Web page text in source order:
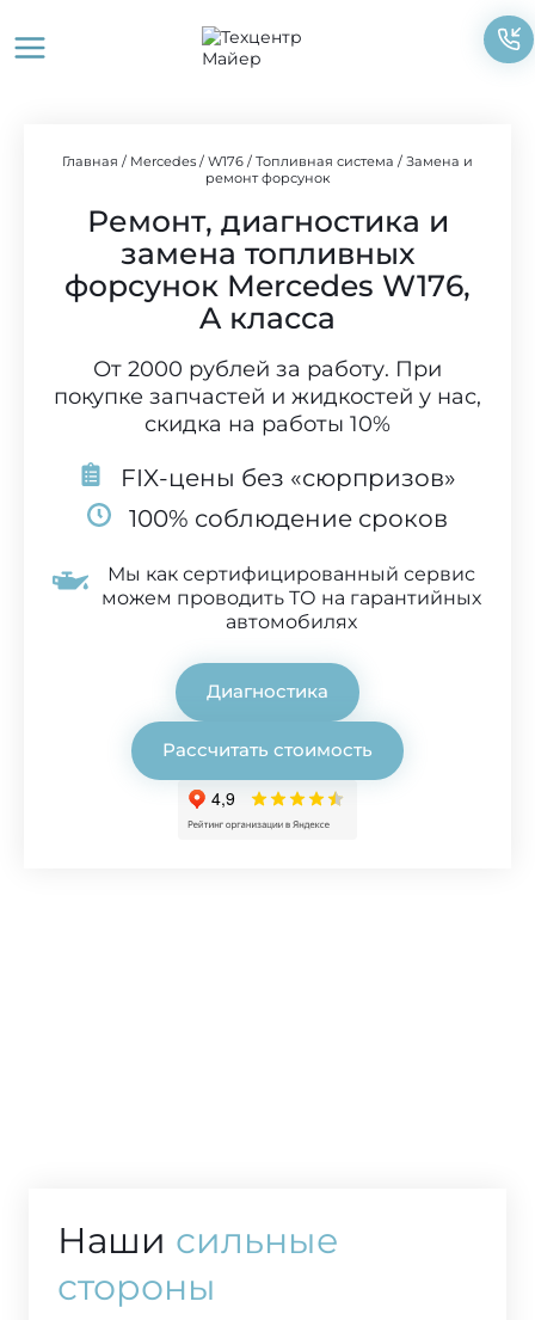
содержимому
Главная / Mercedes / W176 / Топливная система / Замена и
ремонт форсунок
Ремонт, диагностика и
замена топливных
форсунок Mercedes W176,
A класса
От 2000 рублей за работу. При
покупке запчастей и жидкостей у нас,
скидка на работы 10%
FIX-цены без «сюрпризов»
100% соблюдение сроков
Мы как сертифицированный сервис
можем проводить ТО на гарантийных
автомобилях
Диагностика
Рассчитать стоимость
Наши сильные
стороны